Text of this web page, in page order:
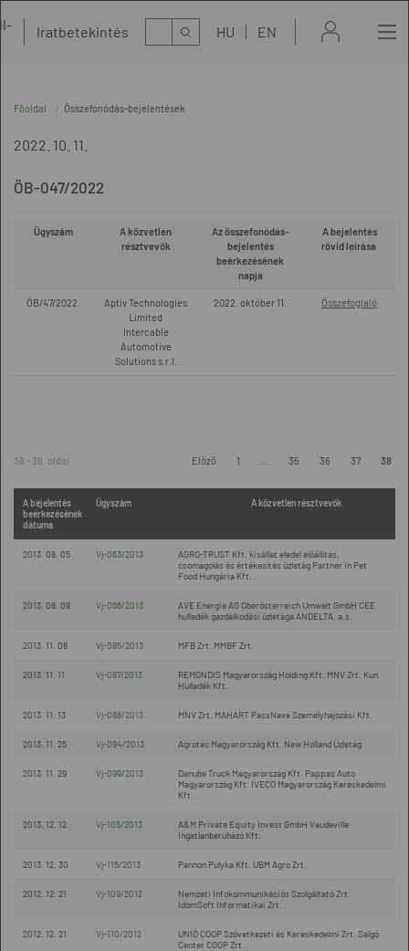
Iratbetekintés Kereső HU EN
Főoldal Összefonódás-bejelentések
2022. 10. 11.
ÖB-047/2022
Ügyszám
A közvetlen
résztvevők
Az összefonódás-
bejelentés
beérkezésének
napja
A bejelentés
rövid leírása
ÖB/47/2022.
Aptiv Technologies
Limited
Intercable
Automotive
Solutions s.r.l.
2022. október 11. Összefoglaló
38 - 38. oldal Előző 1 35 36 37 38
A bejelentés
beérkezésének
dátuma
Ügyszám A közvetlen résztvevők
2013. 08. 05 Vj-063/2013
AGRO-TRUST Kft. kisállat eledel előállítás,
csomagolás és értékesítés üzletág Partner in Pet
Food Hungária Kft.
2013. 08. 09 Vj-066/2013
AVE Energie AG Oberösterreich Umwelt GmbH CEE
hulladék gazdálkodási üzletága ANDELTA, a.s.
2013. 11. 08 Vj-085/2013 MFB Zrt. MMBF Zrt.
2013. 11. 11 Vj-087/2013
REMONDIS Magyarország Holding Kft. MNV Zrt. Kun
Hulladék Kft.
2013. 11. 13 Vj-088/2013 MNV Zrt. MAHART PassNave Személyhajózási Kft.
2013. 11. 25 Vj-094/2013 Agrotec Magyarország Kft. New Holland Üzletág
2013. 11. 29 Vj-099/2013
Danube Truck Magyarország Kft. Pappas Auto
Magyarország Kft. IVECO Magyarország Kereskedelmi
Kft.
2013. 12. 12 Vj-105/2013
A&M Private Equity Invest GmbH Vaudeville
Ingatlanberuházó Kft.
2013. 12. 30 Vj-115/2013 Pannon Pulyka Kft. UBM Agro Zrt.
2012. 12. 21 Vj-109/2012
Nemzeti Infokommunikációs Szolgáltató Zrt.
IdomSoft Informatikai Zrt.
2012. 12. 21 Vj-110/2012
UNIÓ COOP Szövetkezeti és Kereskedelmi Zrt. Salgó
Center COOP Zrt.